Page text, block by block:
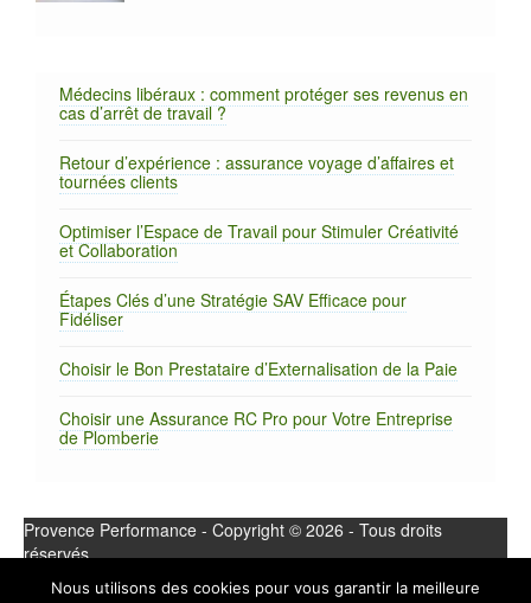
Médecins libéraux : comment protéger ses revenus en
cas d’arrêt de travail ?
Retour d’expérience : assurance voyage d’affaires et
tournées clients
Optimiser l’Espace de Travail pour Stimuler Créativité
et Collaboration
Étapes Clés d’une Stratégie SAV Efficace pour
Fidéliser
Choisir le Bon Prestataire d’Externalisation de la Paie
Choisir une Assurance RC Pro pour Votre Entreprise
de Plomberie
Provence Performance - Copyright © 2026 - Tous droits
réservés.
Nous utilisons des cookies pour vous garantir la meilleure